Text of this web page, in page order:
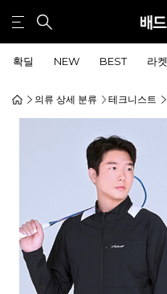
확딜 NEW BEST 라켓
의류 상세 분류 테크니스트